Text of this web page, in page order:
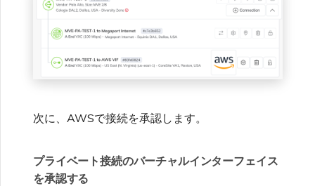
次に、AWSで接続を承認します。
プライベート接続のバーチャルインターフェイス
を承認する